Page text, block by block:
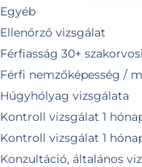
Egyéb
Ellenőrző vizsgálat
Férfiasság 30+
Férfi nemzőképesség /
Húgyhólyag vizsgálata
Kontroll vizsgálat 1
Kontroll vizsgálat 1
Konzultáció, általános